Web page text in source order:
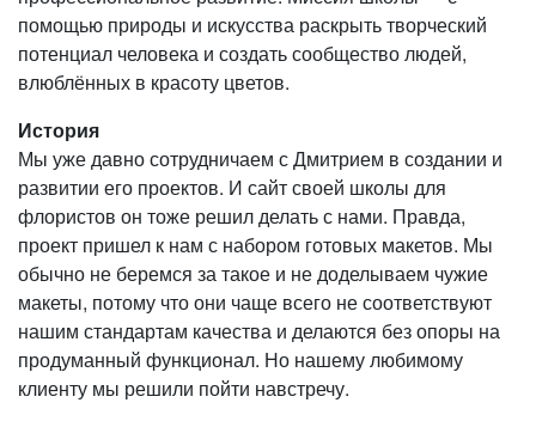
помощью природы и искусства раскрыть творческий
потенциал человека и создать сообщество людей,
влюблённых в красоту цветов.
История
Мы уже давно сотрудничаем с Дмитрием в создании и
развитии его проектов. И сайт своей школы для
флористов он тоже решил делать с нами. Правда,
проект пришел к нам с набором готовых макетов. Мы
обычно не беремся за такое и не доделываем чужие
макеты, потому что они чаще всего не соответствуют
нашим стандартам качества и делаются без опоры на
продуманный функционал. Но нашему любимому
клиенту мы решили пойти навстречу.